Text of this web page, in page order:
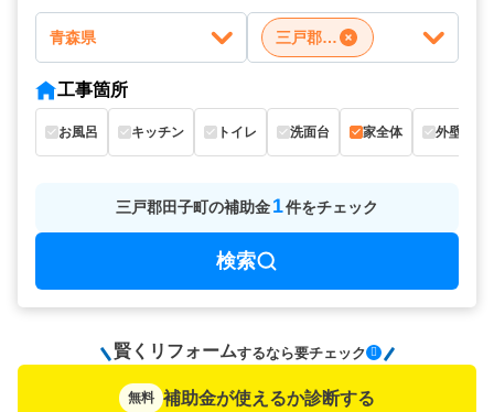
青森県 三戸郡田子町
工事箇所
お風呂 キッチン トイレ 洗面台 家全体 外壁
三戸郡田子町の補助金1件をチェック
検索
賢くリフォームするなら要チェック
無料 補助金が使えるか診断する